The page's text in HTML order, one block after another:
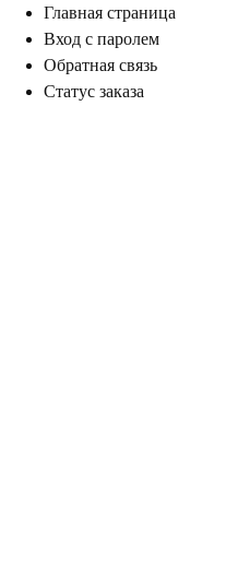
Главная страница
ход с паролем
Обратная связь
Статус заказа